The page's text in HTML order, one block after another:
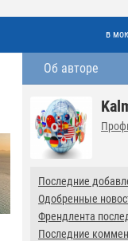
в
Об авторе
Последние
Одобренные
Френдлента
Последние